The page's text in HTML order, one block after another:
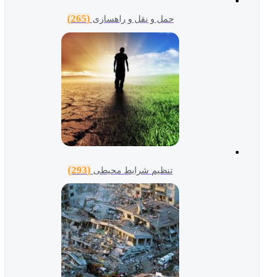
حمل و نقل و راهسازی(265)
تنظیم شرایط محیطی(293)